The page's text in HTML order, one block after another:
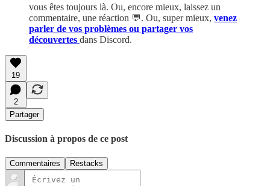
vous êtes toujours là. Ou, encore mieux, laissez un
commentaire, une réaction 💬. Ou, super mieux, venez
parler de vos problèmes ou partager vos
découvertes dans Discord.
19
2
Partager
Discussion à propos de ce post
Commentaires Restacks